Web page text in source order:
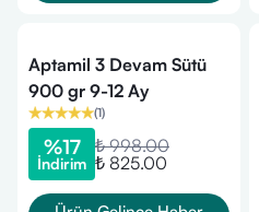
Aptamil 3 Devam Sütü
900 gr 9-12 Ay
(1)
%17
İndirim
₺ 998.00
₺ 825.00